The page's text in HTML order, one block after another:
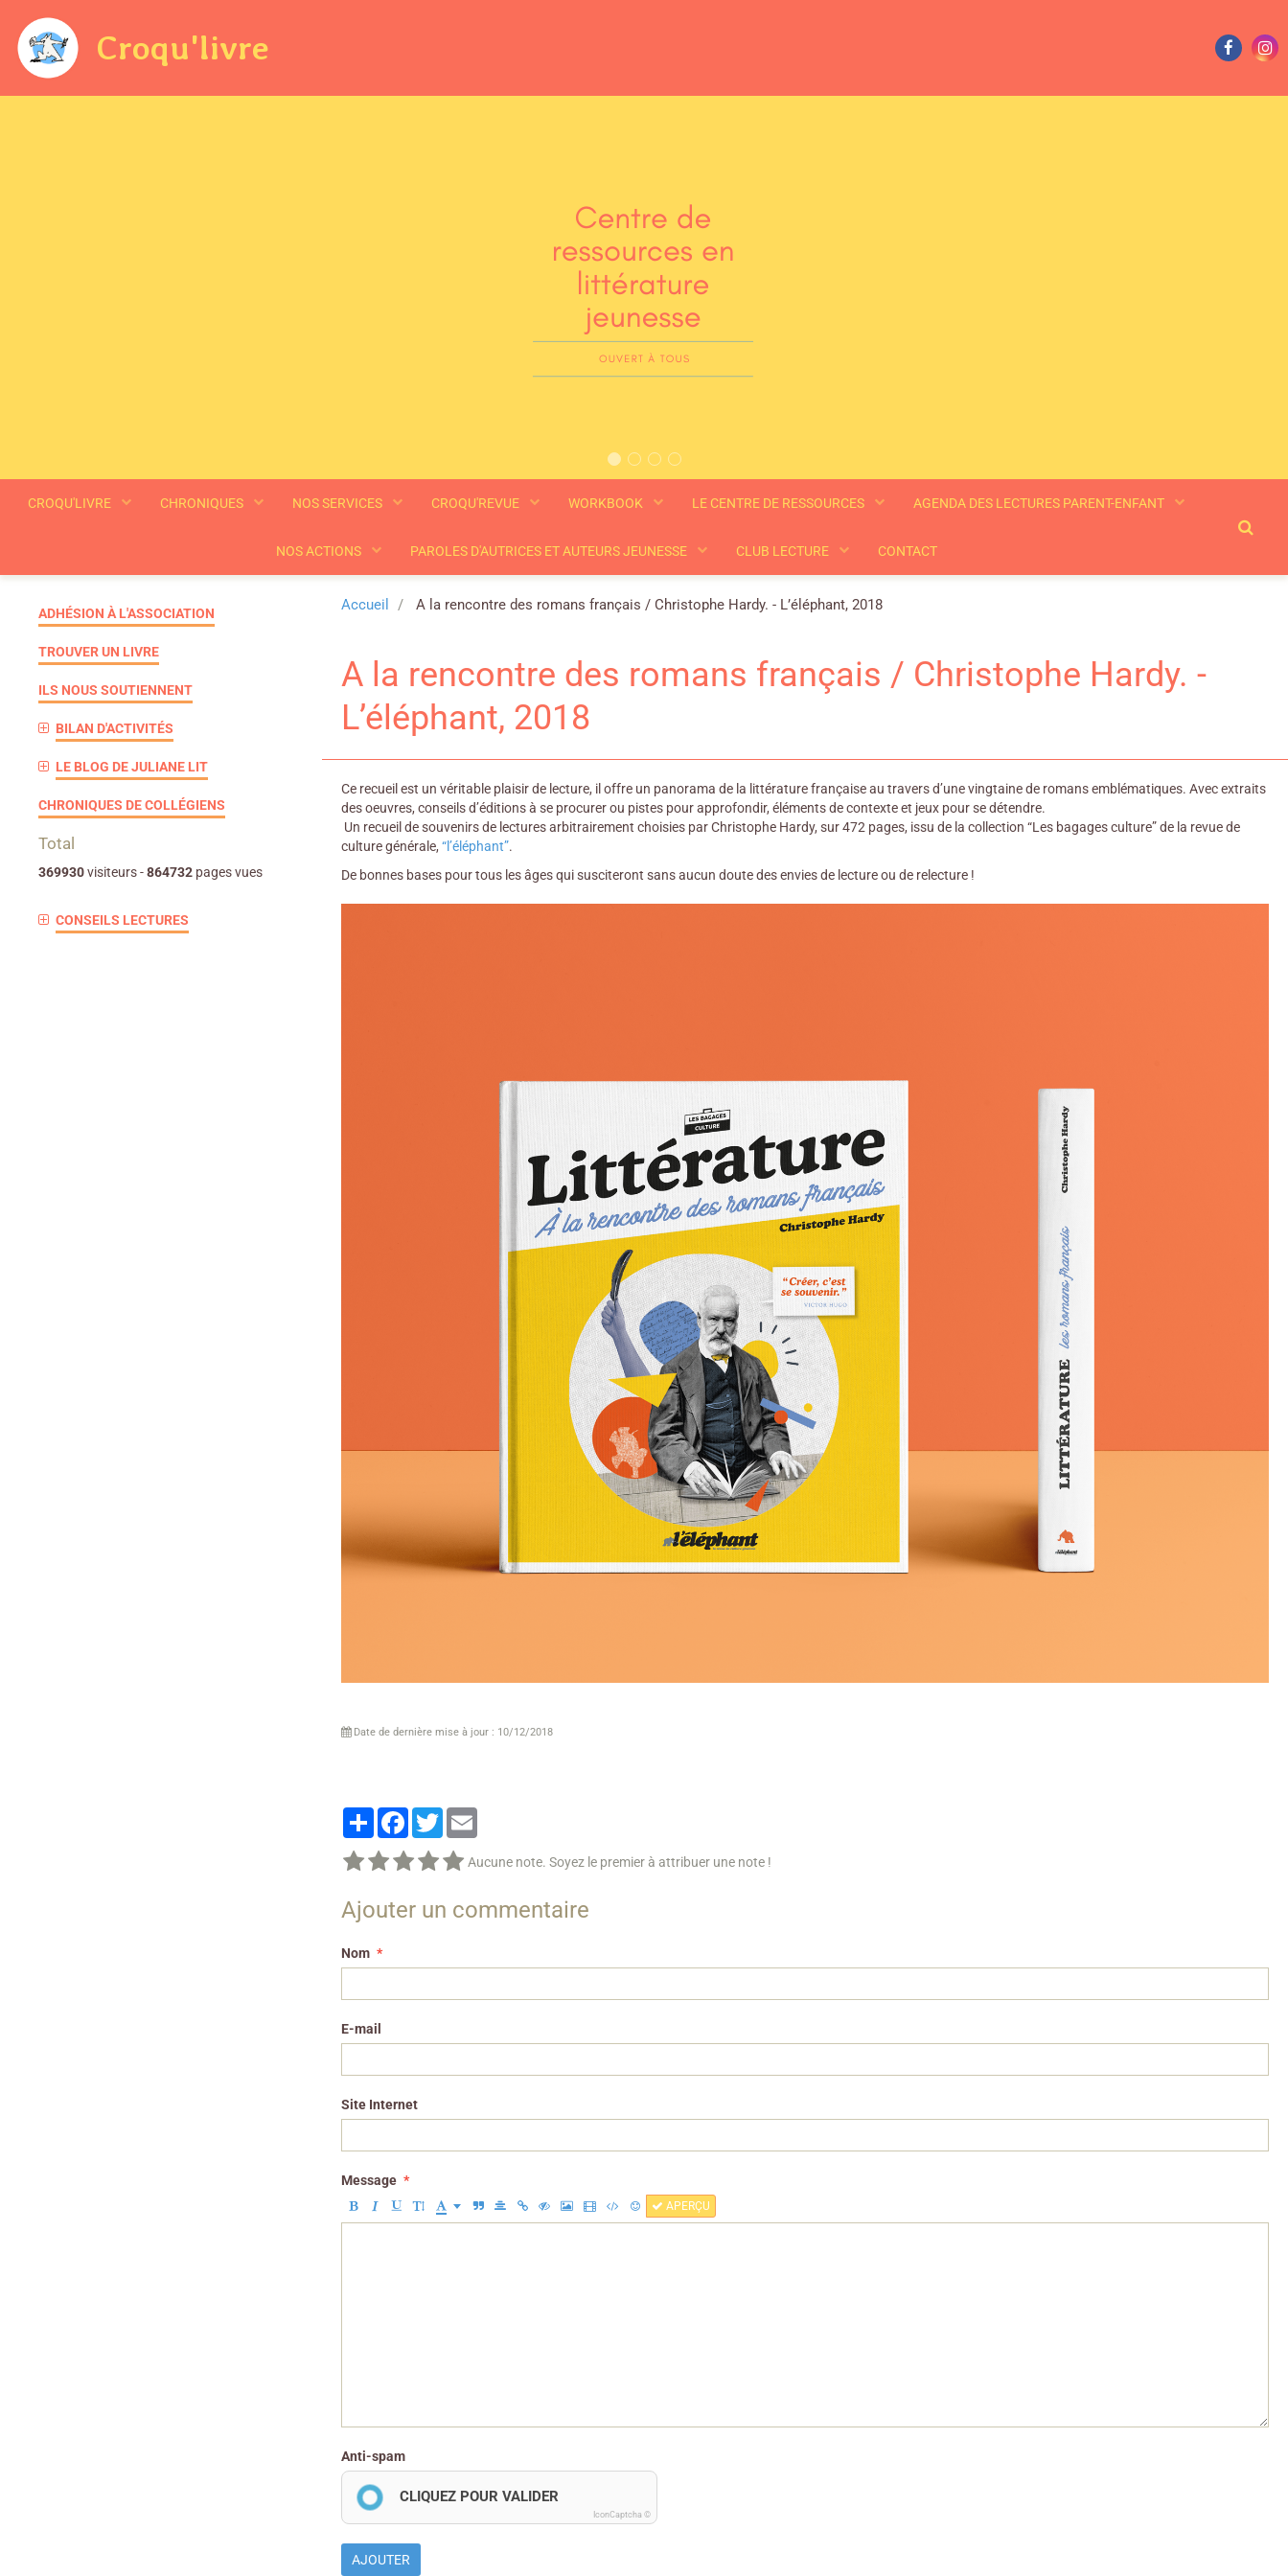
Croqu'livre
CROQU'LIVRE CHRONIQUES NOS SERVICES CROQU'REVUE WORKBOOK LE CENTRE DE RESSOURCES AGENDA DES LECTURES PARENT-ENFANT
NOS ACTIONS PAROLES D'AUTRICES ET AUTEURS JEUNESSE CLUB LECTURE CONTACT
Accueil A la rencontre des romans français / Christophe Hardy. - L’éléphant, 2018
A la rencontre des romans français / Christophe Hardy. -
L’éléphant, 2018
Ce recueil est un véritable plaisir de lecture, il offre un panorama de la littérature française au travers d’une vingtaine de romans emblématiques. Avec extraits
des oeuvres, conseils d’éditions à se procurer ou pistes pour approfondir, éléments de contexte et jeux pour se détendre.
Un recueil de souvenirs de lectures arbitrairement choisies par Christophe Hardy, sur 472 pages, issu de la collection “Les bagages culture” de la revue de
culture générale, “l’éléphant”.
De bonnes bases pour tous les âges qui susciteront sans aucun doute des envies de lecture ou de relecture !
Date de dernière mise à jour : 10/12/2018
PartagerFacebook
Twitter
Aucune note. Soyez le premier à attribuer une note !
Ajouter un commentaire
Nom
E-mail
Site Internet
Message
APERÇU
Anti-spam
CLIQUEZ POUR VALIDER
IconCaptcha ©
AJOUTER
ADHÉSION À L'ASSOCIATION
TROUVER UN LIVRE
ILS NOUS SOUTIENNENT
BILAN D'ACTIVITÉS
LE BLOG DE JULIANE LIT
CHRONIQUES DE COLLÉGIENS
Total
369930visiteurs -864732 pages vues
CONSEILS LECTURES